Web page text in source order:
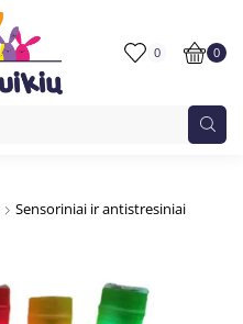
0 0
Sensoriniai ir antistresiniai